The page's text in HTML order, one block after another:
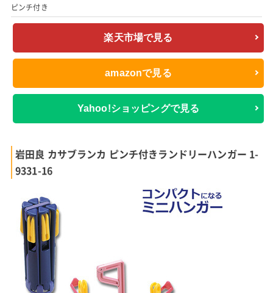
ピンチ付き
楽天市場で見る
amazonで見る
Yahoo!ショッピングで見る
岩田良 カサブランカ ピンチ付きランドリーハンガー 1-
9331-16